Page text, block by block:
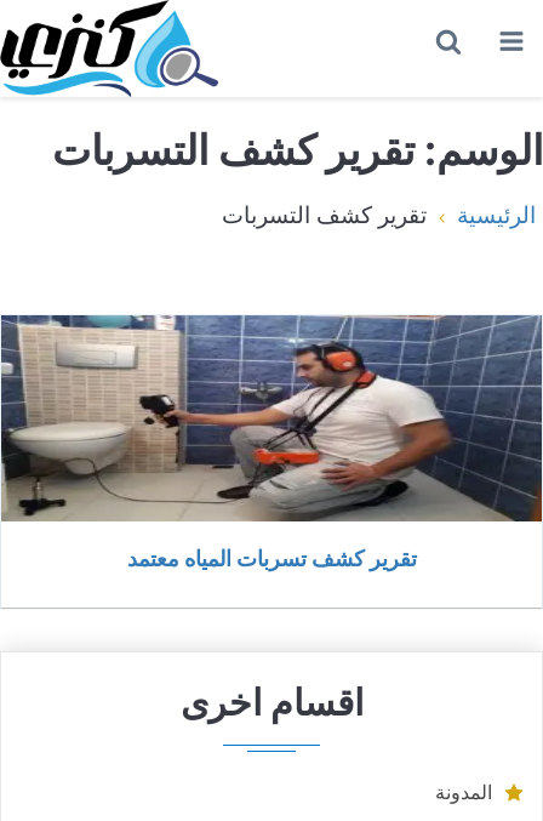
القائمة
الوسم:تقرير كشف التسربات
الرئيسية تقرير كشف التسربات
تقرير كشف تسربات المياه معتمد
اقسام اخرى
المدونة